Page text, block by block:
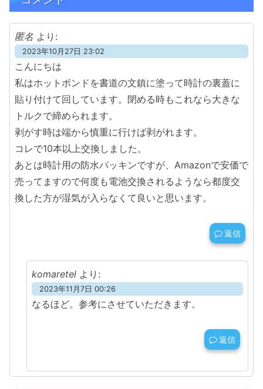
匿名 より:
2023年10月27日 23:02
こんにちは
私はホットボンドを書道の文鎮に塗って時計の裏蓋に
貼り付けて回しています。閉める時もこれなら大きな
トルクで締められます。
剥がす時は端から慎重に行けば剥がれます。
コレで10本以上交換しました。
あとは時計用の防水パッキンですが、Amazonで安価で
売ってますので何度も電池交換されるようなら都度交
換した方が湿気が入らなくて良いと思います。
返信
komaretel より:
2023年11月7日 00:26
なるほど。参考にさせていただきます。
返信